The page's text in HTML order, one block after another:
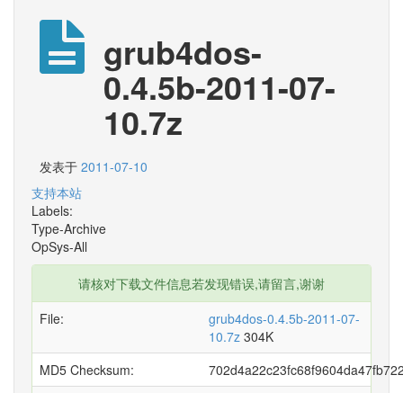
grub4dos-
0.4.5b-2011-07-
10.7z
发表于 2011-07-10
支持本站
Labels:
Type-Archive
OpSys-All
请核对下载文件信息若发现错误,请留言,谢谢
File:
grub4dos-0.4.5b-2011-07-
10.7z 304K
MD5 Checksum: